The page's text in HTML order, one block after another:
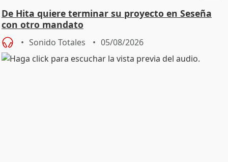
De Hita quiere terminar su proyecto en Seseña
con otro mandato
Sonido Totales 05/08/2026